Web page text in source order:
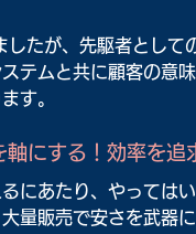
たが、先駆者として
テムと共に顧客の意
す。
にする！効率を追
にあたり、やっては
量販売で安さを武器